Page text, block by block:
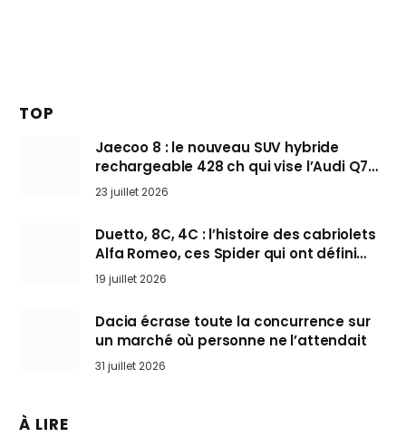
TOP
Jaecoo 8 : le nouveau SUV hybride
rechargeable 428 ch qui vise l’Audi Q7
arrive en Europe cet automne
23 juillet 2026
Duetto, 8C, 4C : l’histoire des cabriolets
Alfa Romeo, ces Spider qui ont défini
l’art de rouler cheveux au vent
19 juillet 2026
Dacia écrase toute la concurrence sur
un marché où personne ne l’attendait
31 juillet 2026
À LIRE